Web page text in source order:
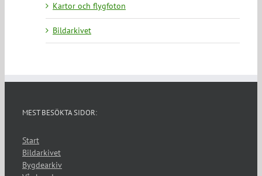
Kartor och flygfoton
Bildarkivet
MEST BESÖKTA SIDOR:
Start
Bildarkivet
Bygdearkiv